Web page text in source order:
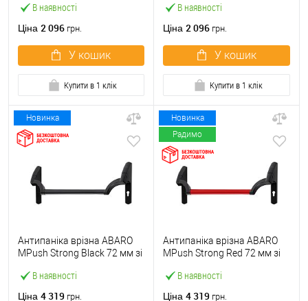
В наявності
Ціна 2 096 грн.
У кошик
Купити в 1 клік
В наявності
Ціна 2 096 грн.
У кошик
Купити в 1 клік
Новинка
В наявності
Антипаніка врізна ABARO
МPush Strong Black 72 мм зі
Ціна 4 319 грн.
Новинка
Радимо
В наявності
Антипаніка врізна ABARO
МPush Strong Red 72 мм зі
Ціна 4 319 грн.